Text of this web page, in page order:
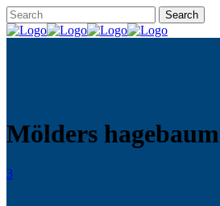
Mölders
3